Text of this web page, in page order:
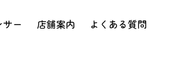
サー 店舗案内 よくある質問